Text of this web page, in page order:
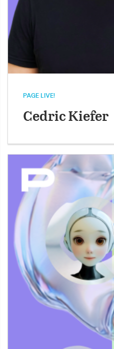
PAGE LIVE!
Cedric Kiefer